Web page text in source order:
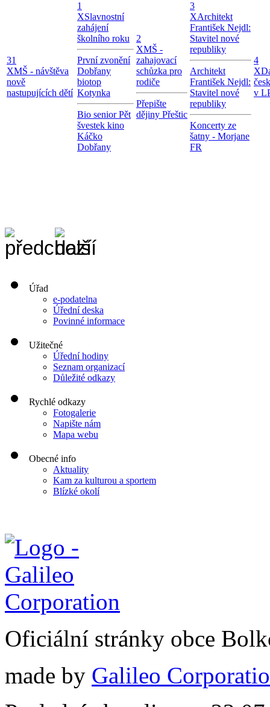
31
XMŠ - návštěva
nově
nastupujících dětí
1
XSlavnostní
zahájení
školního roku
První zvonění
Dobřany
biotop
Kotynka
Bio senior Pět
švestek kino
Káčko
Dobřany
2
XMŠ -
zahajovací
schůzka pro
rodiče
Přepište
dějiny Přeštic
3
XArchitekt
František Nejdl:
Stavitel nové
republiky
Architekt
František Nejdl:
Stavitel nové
republiky
Koncerty ze
šatny - Morjane
FR
4
X
v
Úřad
e-podatelna
Úřední deska
Povinné informace
Užitečné
Úřední hodiny
Seznam organizací
Důležité odkazy
Rychlé odkazy
Fotogalerie
Napište nám
Mapa webu
Obecné info
Aktuality
Kam za kulturou a sportem
Blízké okolí
Oficiální stránky obce
made by Galileo